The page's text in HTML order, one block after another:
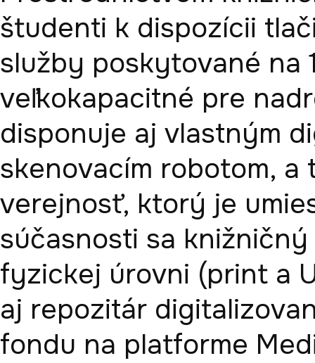
študenti k dispozícii
služby poskytované na
veľkokapacitné pre
disponuje aj vlastným
skenovacím robotom,
verejnosť, ktorý je
súčasnosti sa
fyzickej úrovni (print a
aj repozitár
fondu na platforme